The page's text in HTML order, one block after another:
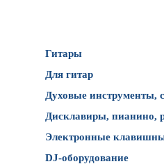
Гитары
Для гитар
Духовые инструменты,
Дисклавиры, пианино,
Электронные
DJ-оборудование